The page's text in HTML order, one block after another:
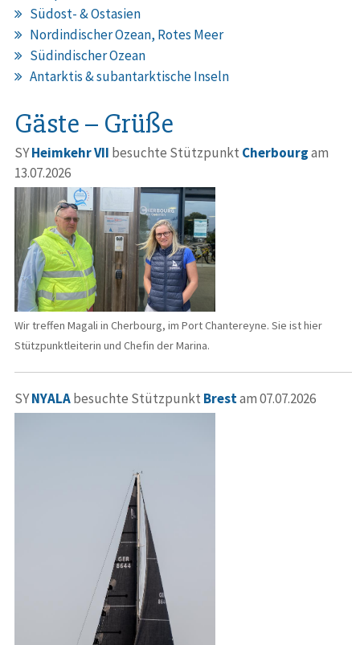
Südost- & Ostasien
Nordindischer Ozean, Rotes Meer
Südindischer Ozean
Antarktis & subantarktische Inseln
Gäste – Grüße
SYHeimkehr VII besuchte Stützpunkt Cherbourgam
13.07.2026
Wir treffen Magali in Cherbourg, im Port Chantereyne. Sie ist hier
Stützpunktleiterin und Chefin der Marina.
SYNYALAbesuchte Stützpunkt Brestam 07.07.2026